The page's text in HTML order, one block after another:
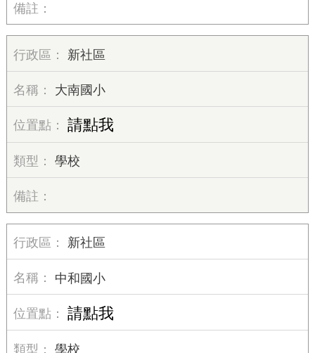
新社區
大南國小
請點我
學校
新社區
中和國小
請點我
學校